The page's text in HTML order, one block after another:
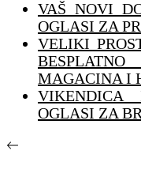
VAŠ NOVI
OGLASI ZA
VELIKI
MAGACINA I
OGLASI ZA